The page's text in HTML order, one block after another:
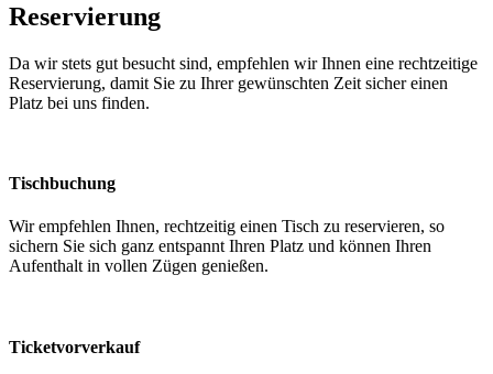
Reservierung
Da wir stets gut besucht sind, empfehlen wir Ihnen eine rechtzeitige
Reservierung, damit Sie zu Ihrer gewünschten Zeit sicher einen
Platz bei uns finden.
Tischbuchung
Wir empfehlen Ihnen, rechtzeitig einen Tisch zu reservieren, so
sichern Sie sich ganz entspannt Ihren Platz und können Ihren
Aufenthalt in vollen Zügen genießen.
Ticketvorverkauf